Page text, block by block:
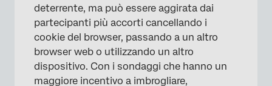
deterrente, ma può essere aggirata dai
partecipanti più accorti cancellando i
cookie del browser, passando a un altro
browser web o utilizzando un altro
dispositivo. Con i sondaggi che hanno un
maggiore incentivo a imbrogliare,